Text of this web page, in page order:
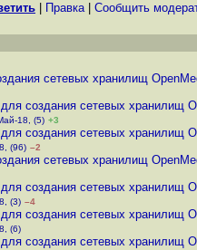
Правка| Cообщить
сетевых хранилищ
создания сетевых хранилищ
18, (5) +3
создания сетевых хранилищ
(96) –2
сетевых хранилищ
создания сетевых хранилищ
(3) –4
создания сетевых хранилищ
(6)
создания сетевых хранилищ